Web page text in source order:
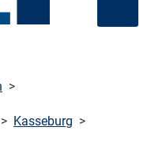
>
> Kasseburg >